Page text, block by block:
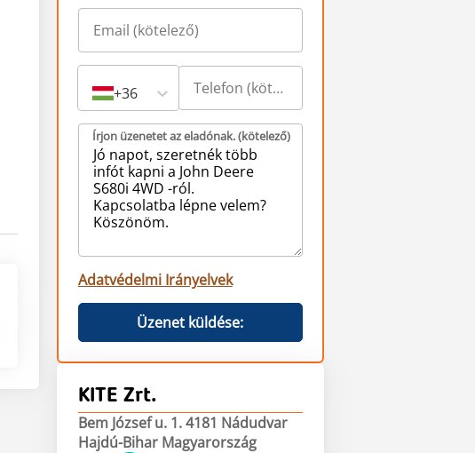
+36
Írjon üzenetet az eladónak. (kötelező)
Adatvédelmi Irányelvek
Üzenet küldése:
KITE Zrt.
Bem József u. 1. 4181 Nádudvar
Hajdú-Bihar Magyarország